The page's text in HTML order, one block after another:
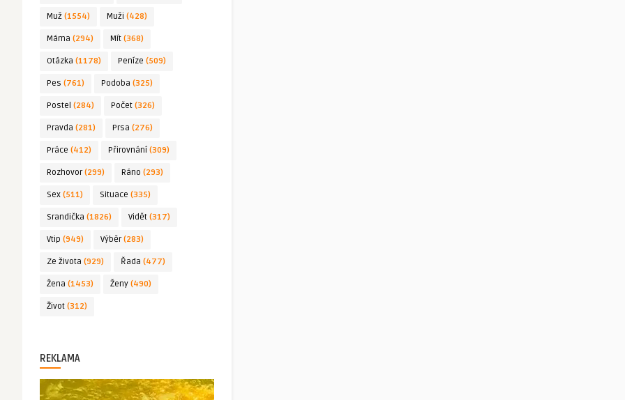
Muž (1554) Muži (428)
Máma (294) Mít (368)
Otázka (1178) Peníze (509)
Pes (761) Podoba (325)
Postel (284) Počet (326)
Pravda (281) Prsa (276)
Práce (412) Přirovnání (309)
Rozhovor(299) Ráno (293)
Sex (511) Situace (335)
Srandička (1826) Vidět (317)
Vtip (949) Výběr(283)
Ze života (929) Řada (477)
Žena (1453) Ženy (490)
Život (312)
REKLAMA